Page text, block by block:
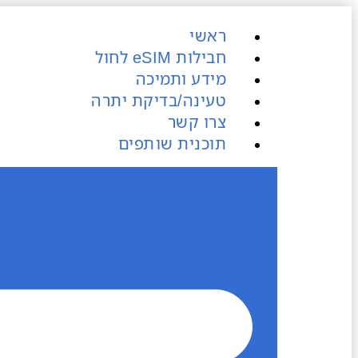
ראשי
חבילות eSIM​ לחול
מידע ותמיכה
טעינה/בדיקת יתרה
צרו קשר
תוכנית שותפים